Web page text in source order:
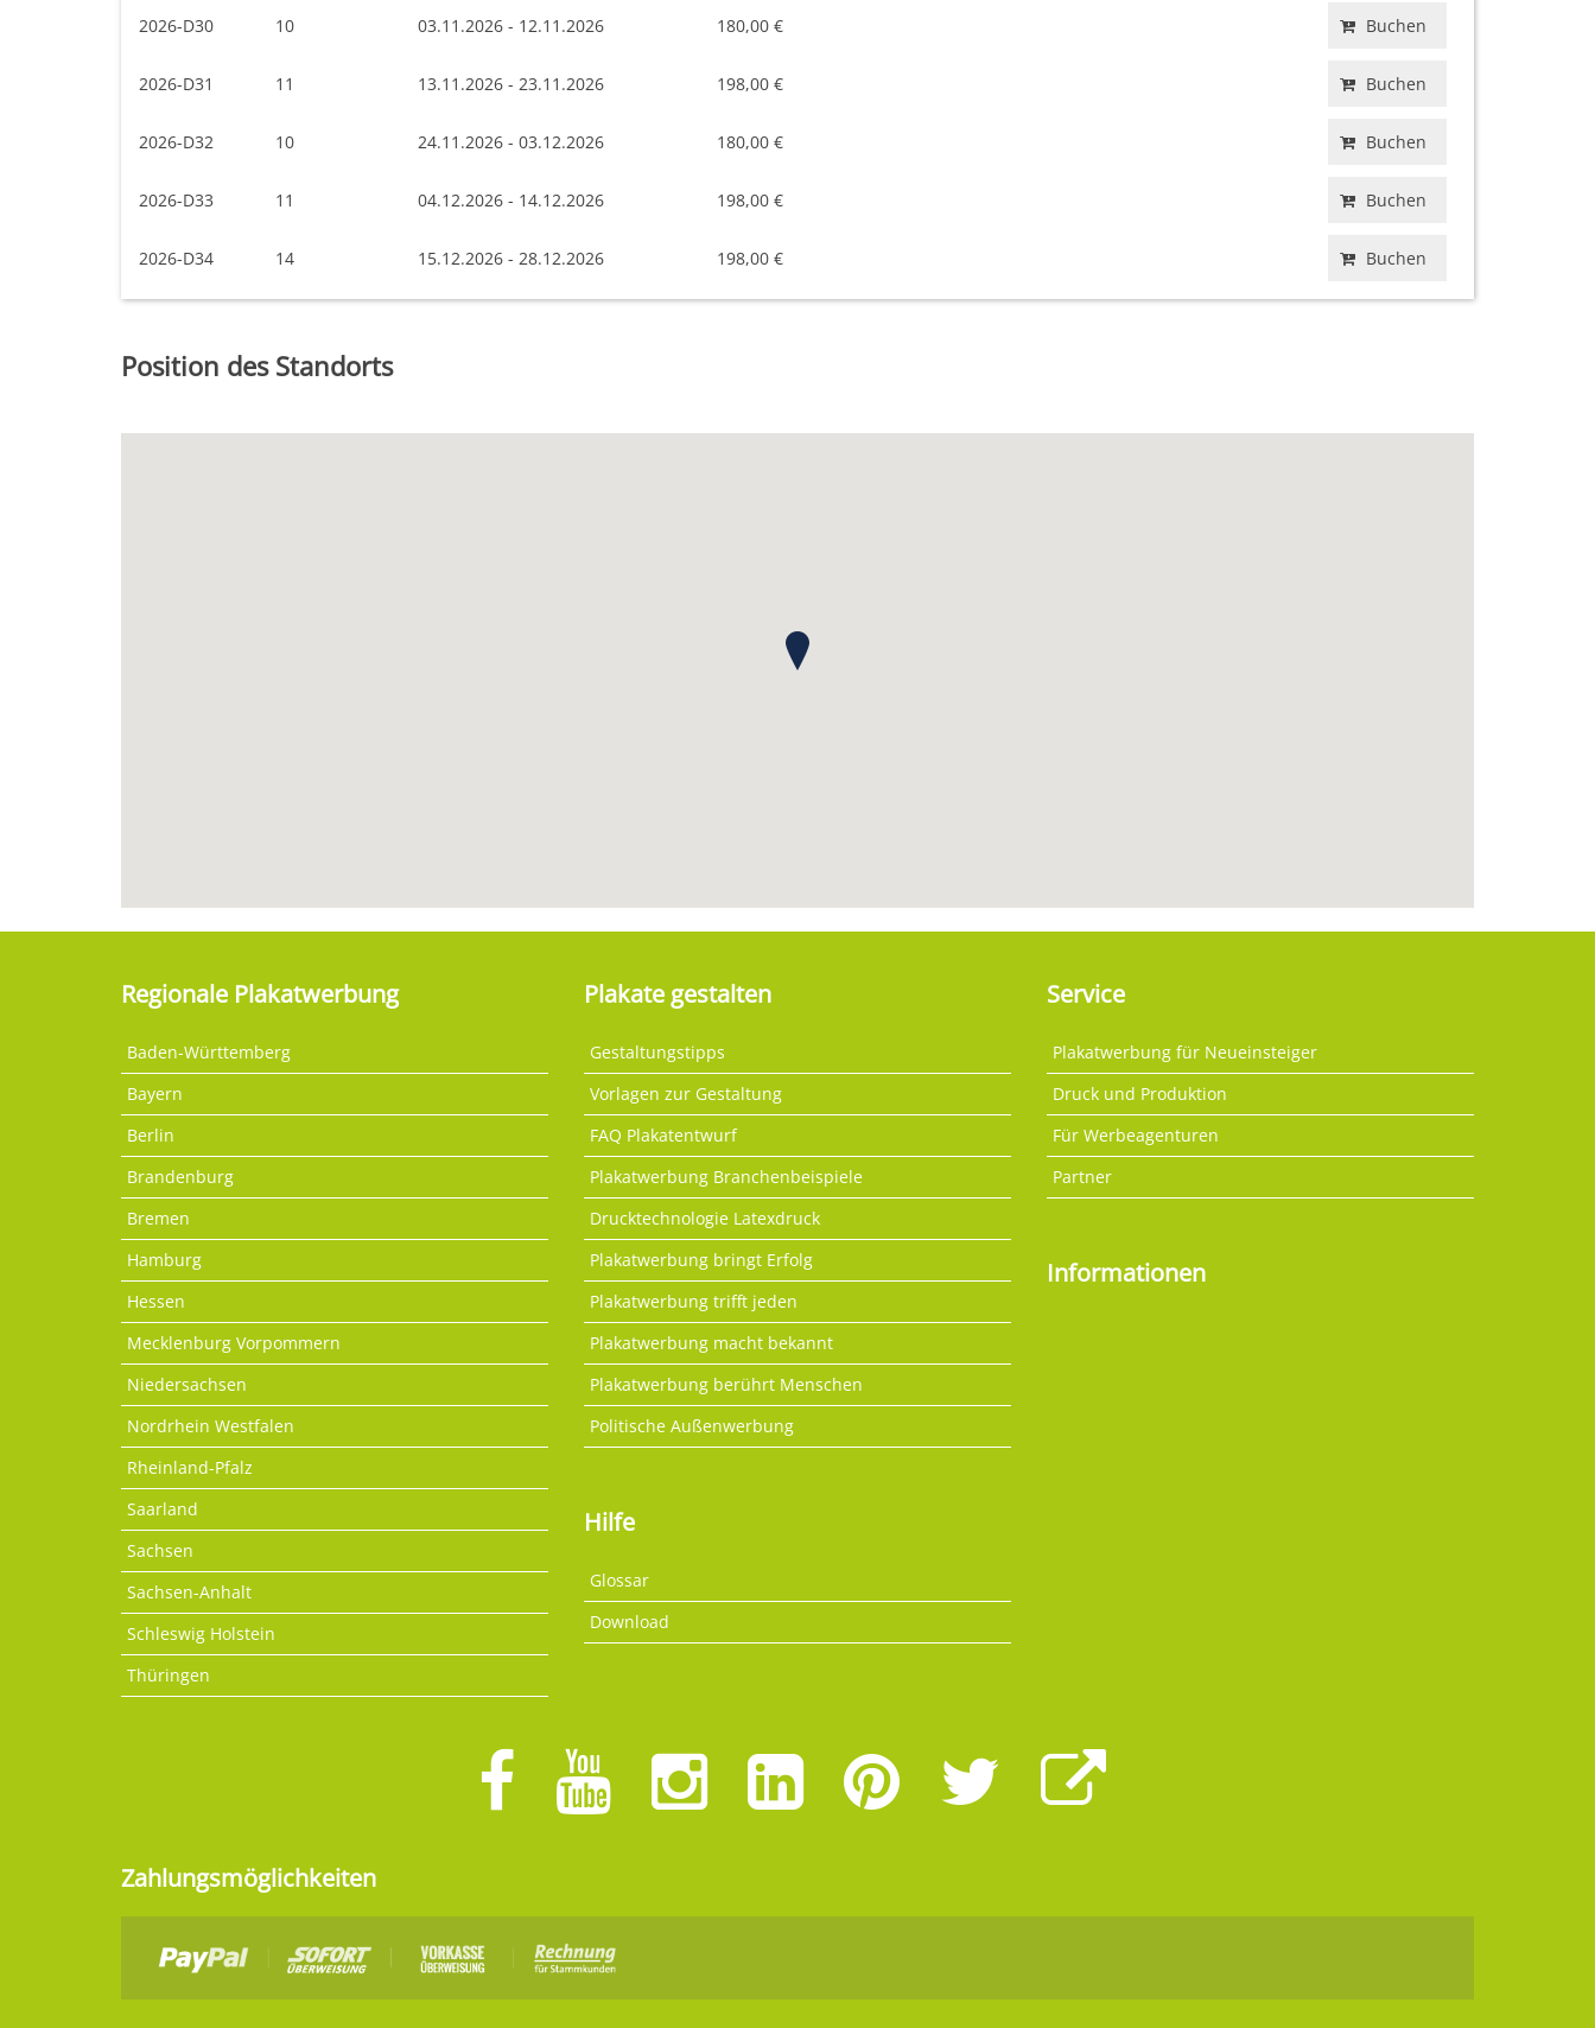
2026-D30 10 03.11.2026 - 12.11.2026 180,00 € Buchen
2026-D31 11 13.11.2026 - 23.11.2026 198,00 € Buchen
2026-D32 10 24.11.2026 - 03.12.2026 180,00 € Buchen
2026-D33 11 04.12.2026 - 14.12.2026 198,00 € Buchen
2026-D34 14 15.12.2026 - 28.12.2026 198,00 € Buchen
Position des Standorts
Regionale Plakatwerbung
Baden-Württemberg
Bayern
Berlin
Brandenburg
Bremen
Hamburg
Hessen
Mecklenburg Vorpommern
Niedersachsen
Nordrhein Westfalen
Rheinland-Pfalz
Saarland
Sachsen
Sachsen-Anhalt
Schleswig Holstein
Thüringen
Plakate gestalten
Gestaltungstipps
Vorlagen zur Gestaltung
FAQ Plakatentwurf
Plakatwerbung Branchenbeispiele
Drucktechnologie Latexdruck
Plakatwerbung bringt Erfolg
Plakatwerbung trifft jeden
Plakatwerbung macht bekannt
Plakatwerbung berührt Menschen
Politische Außenwerbung
Hilfe
Glossar
Download
Service
Plakatwerbung für Neueinsteiger
Druck und Produktion
Für Werbeagenturen
Partner
Informationen
Zahlungsmöglichkeiten